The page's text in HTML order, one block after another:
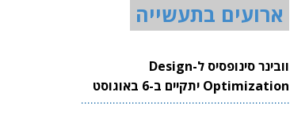
ארועים בתעשייה
וובינר סינופסיס ל-Design
Optimization יתקיים ב-6 באוגוסט
2026